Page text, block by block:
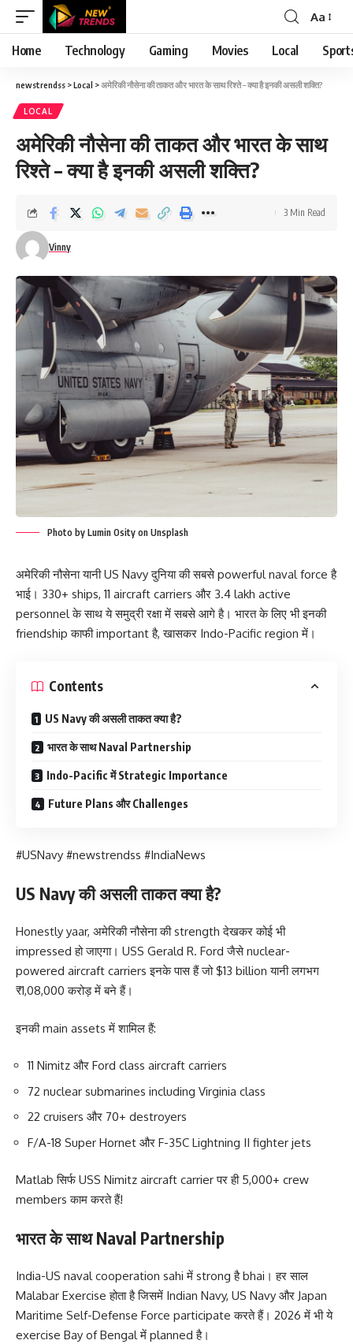
Font
Resizer
Aa
Home Technology Gaming Movies Local
newstrendss >Local >अमेरिकी नौसेना की ताकत और भारत के साथ रिश्ते – क्या है इनकी असली शक्ति?
LOCAL
अमेरिकी नौसेना की ताकत और भारत के साथ
रिश्ते – क्या है इनकी असली शक्ति?
Vinny
3 Min Read
Photo by Lumin Osity on Unsplash
अमेरिकी नौसेना यानी US Navy दुनिया की सबसे powerful naval force है
भाई। 330+ ships, 11 aircraft carriers और 3.4 lakh active
personnel के साथ ये समुद्री रक्षा में सबसे आगे है। भारत के लिए भी इनकी
friendship काफी important है, खासकर Indo-Pacific region में।
Contents
US Navy की असली ताकत क्या है?
भारत के साथ Naval Partnership
Indo-Pacific में Strategic Importance
Future Plans और Challenges
#USNavy #newstrendss #IndiaNews
US Navy की असली ताकत क्या है?
Honestly yaar, अमेरिकी नौसेना की strength देखकर कोई भी
impressed हो जाएगा। USS Gerald R. Ford जैसे nuclear-
powered aircraft carriers इनके पास हैं जो $13 billion यानी लगभग
₹1,08,000 करोड़ में बने हैं।
इनकी main assets में शामिल हैं:
11 Nimitz और Ford class aircraft carriers
72 nuclear submarines including Virginia class
22 cruisers और 70+ destroyers
F/A-18 Super Hornet और F-35C Lightning II fighter jets
Matlab सिर्फ USS Nimitz aircraft carrier पर ही 5,000+ crew
members काम करते हैं!
भारत के साथ Naval Partnership
India-US naval cooperation sahi में strong है bhai। हर साल
Malabar Exercise होता है जिसमें Indian Navy, US Navy और Japan
Maritime Self-Defense Force participate करते हैं। 2026 में भी ये
exercise Bay of Bengal में planned है।